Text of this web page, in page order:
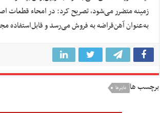
زمینه متضرر می‌شود، تصریح کرد: در امحاء قطعات
به‌عنوان آهن‌قراضه به فروش می‌رسد و قابل‌استفاده
برچسب ها ماینرها